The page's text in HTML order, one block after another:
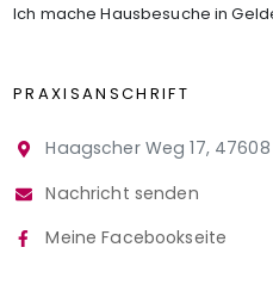
Ich mache Hausbesuche in
PRAXISANSCHRIFT
Haagscher Weg 17,
Nachricht senden
Meine Facebookseite